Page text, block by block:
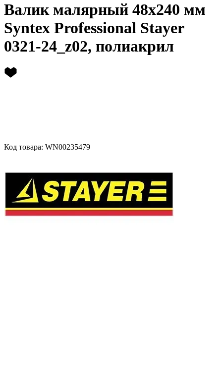
Валик малярный 48х240 мм
Syntex Professional Stayer
0321-24_z02, полиакрил
Код товара: WN00235479